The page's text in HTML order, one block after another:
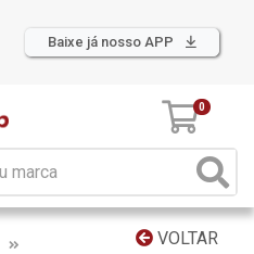
Baixe já nosso APP
0
VOLTAR